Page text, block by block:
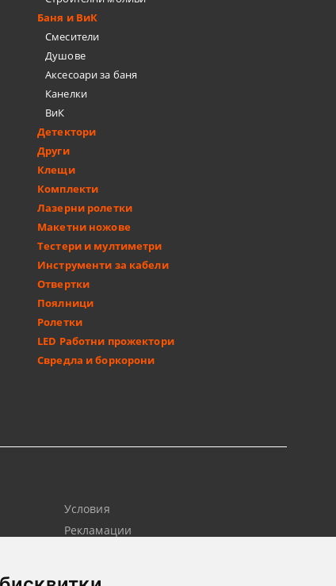
Баня и ВиК
Смесители
Душове
Аксесоари за баня
Канелки
ВиК
Детектори
Други
Клещи
Комплекти
Лазерни ролетки
Макетни ножове
Тестери и мултиметри
Инструменти за кабели
Отвертки
Поялници
Ролетки
LED Работни прожектори
Свредла и боркорони
Условия
Рекламации